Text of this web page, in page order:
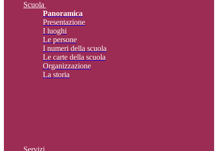
Scuola
Panoramica
Presentazione
I luoghi
Le persone
I numeri della scuola
Le carte della scuola
Organizzazione
La storia